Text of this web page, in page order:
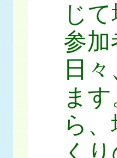
じ
参
日
ま
ら
く